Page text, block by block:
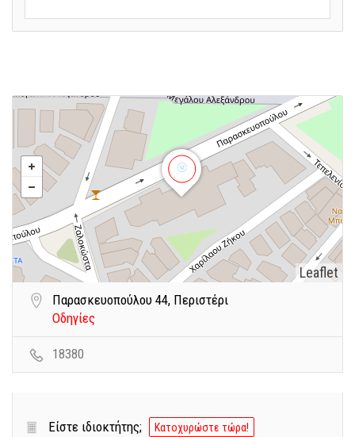
Leaflet
Παρασκευοπούλου 44, Περιστέρι
Οδηγίες
18380
Είστε ιδιοκτήτης; Κατοχυρώστε τώρα!